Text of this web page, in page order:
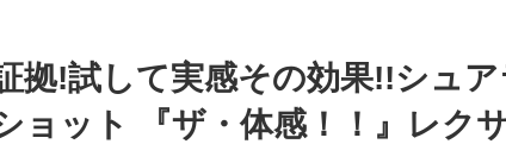
拠!試して実感その効果!!シュ
ョット 『ザ・体感！！』レク